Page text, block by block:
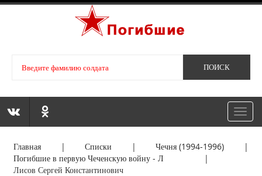
Главная |Списки |Чечня (1994-1996) |
Погибшие в первую Чеченскую войну - Л |
Лисов Сергей Константинович